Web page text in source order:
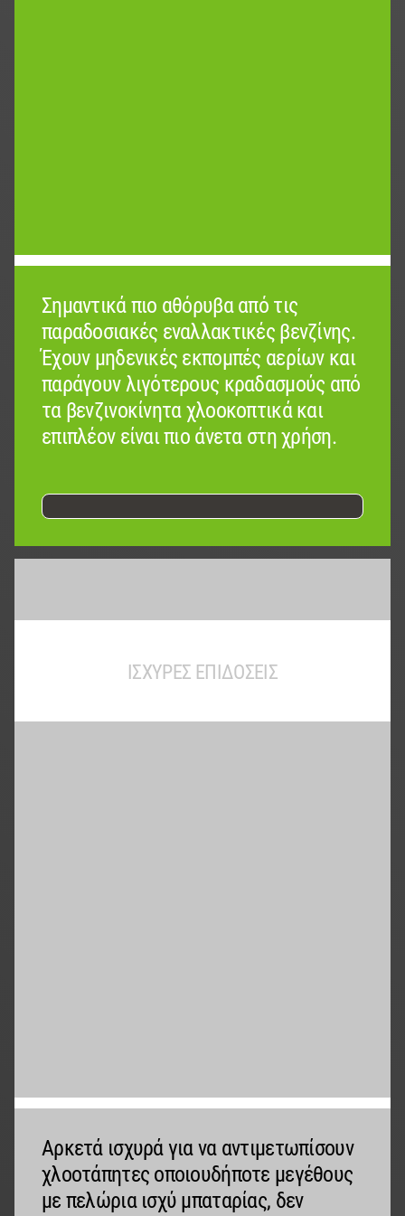
Σημαντικά πιο αθόρυβα από τις
παραδοσιακές εναλλακτικές βενζίνης.
Έχουν μηδενικές εκπομπές αερίων και
παράγουν λιγότερους κραδασμούς από
τα βενζινοκίνητα χλοοκοπτικά και
επιπλέον είναι πιο άνετα στη χρήση.
ΙΣΧΥΡΈΣ ΕΠΙΔΌΣΕΙΣ
Αρκετά ισχυρά για να αντιμετωπίσουν
χλοοτάπητες οποιουδήποτε μεγέθους
με πελώρια ισχύ μπαταρίας, δεν